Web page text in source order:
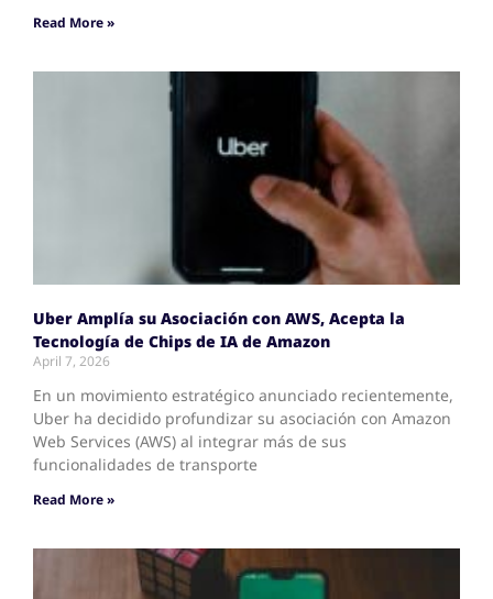
Read More »
Uber Amplía su Asociación con AWS, Acepta la
Tecnología de Chips de IA de Amazon
April 7, 2026
En un movimiento estratégico anunciado recientemente,
Uber ha decidido profundizar su asociación con Amazon
Web Services (AWS) al integrar más de sus
funcionalidades de transporte
Read More »